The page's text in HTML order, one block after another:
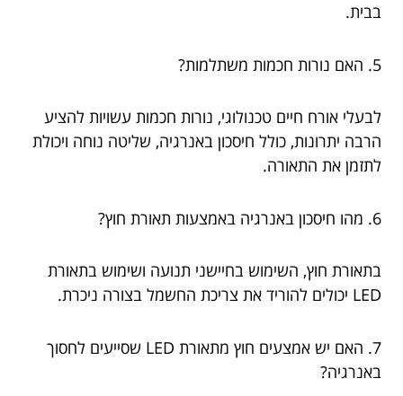
בבית.
5. האם נורות חכמות משתלמות?
לבעלי אורח חיים טכנולוגי, נורות חכמות עשויות להציע
הרבה יתרונות, כולל חיסכון באנרגיה, שליטה נוחה ויכולת
לתזמן את התאורה.
6. מהו חיסכון באנרגיה באמצעות תאורת חוץ?
בתאורת חוץ, השימוש בחיישני תנועה ושימוש בתאורת
LED יכולים להוריד את צריכת החשמל בצורה ניכרת.
7. האם יש אמצעים חוץ מתאורת LED שסייעים לחסוך
באנרגיה?